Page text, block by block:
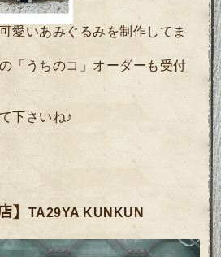
愛いあみぐるみを制作してま
「うちのコ」オーダーも受付
下さいね♪
】
TA29YA KUNKUN